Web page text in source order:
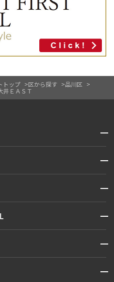
トップ 区から探す
品川区
ＥＡＳＴ
開閉
開閉
開閉
開閉
開閉
開閉